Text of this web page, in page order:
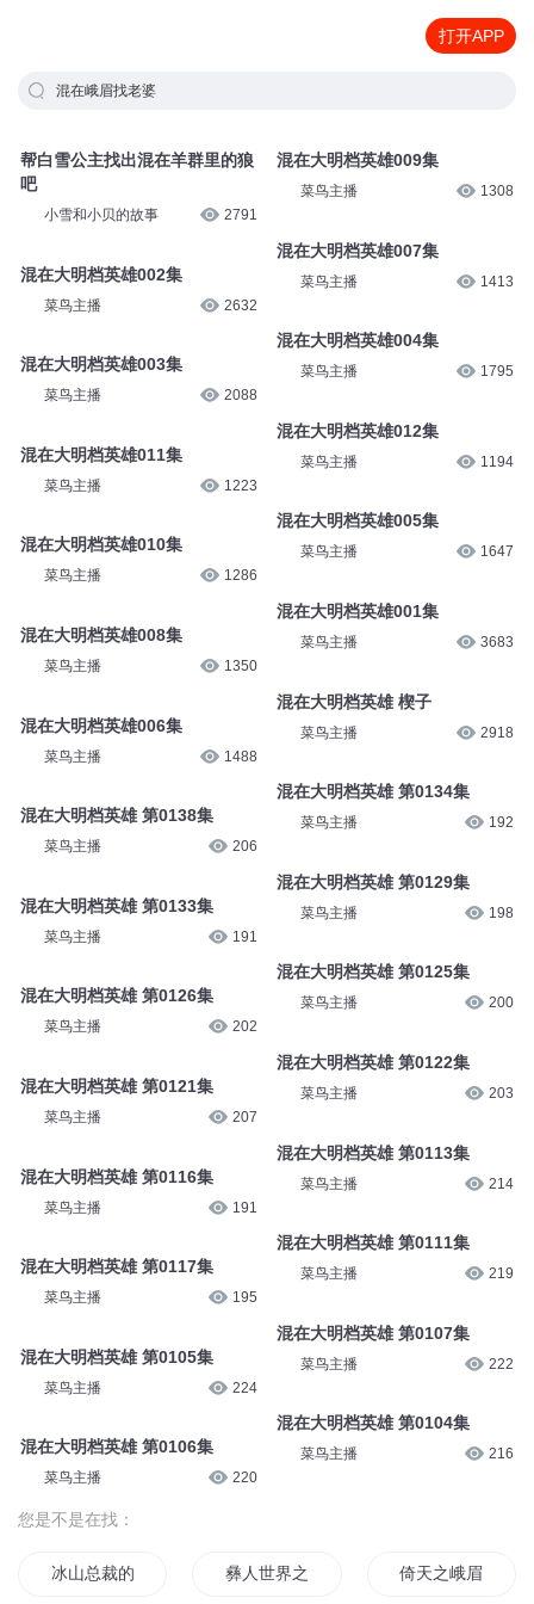
打开APP
混在峨眉找老婆
帮白雪公主找出混在羊群里的狼
吧
小雪和小贝的故事 2791
混在大明档英雄002集
菜鸟主播 2632
混在大明档英雄003集
菜鸟主播 2088
混在大明档英雄011集
菜鸟主播 1223
混在大明档英雄010集
菜鸟主播 1286
混在大明档英雄008集
菜鸟主播 1350
混在大明档英雄006集
菜鸟主播 1488
混在大明档英雄 第0138集
菜鸟主播 206
混在大明档英雄 第0133集
菜鸟主播 191
混在大明档英雄 第0126集
菜鸟主播 202
混在大明档英雄 第0121集
菜鸟主播 207
混在大明档英雄 第0116集
菜鸟主播 191
混在大明档英雄 第0117集
菜鸟主播 195
混在大明档英雄 第0105集
菜鸟主播 224
混在大明档英雄 第0106集
菜鸟主播 220
混在大明档英雄009集
菜鸟主播 1308
混在大明档英雄007集
菜鸟主播 1413
混在大明档英雄004集
菜鸟主播 1795
混在大明档英雄012集
菜鸟主播 1194
混在大明档英雄005集
菜鸟主播 1647
混在大明档英雄001集
菜鸟主播 3683
混在大明档英雄 楔子
菜鸟主播 2918
混在大明档英雄 第0134集
菜鸟主播 192
混在大明档英雄 第0129集
菜鸟主播 198
混在大明档英雄 第0125集
菜鸟主播 200
混在大明档英雄 第0122集
菜鸟主播 203
混在大明档英雄 第0113集
菜鸟主播 214
混在大明档英雄 第0111集
菜鸟主播 219
混在大明档英雄 第0107集
菜鸟主播 222
混在大明档英雄 第0104集
菜鸟主播 216
您是不是在找：
冰山总裁的峨眉保镖 彝人世界之找个彝人做老婆倚天之峨眉剑圣